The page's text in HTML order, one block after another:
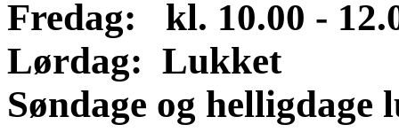
Fredag: kl. 10.00 -
Lørdag: Lukket
Søndage og